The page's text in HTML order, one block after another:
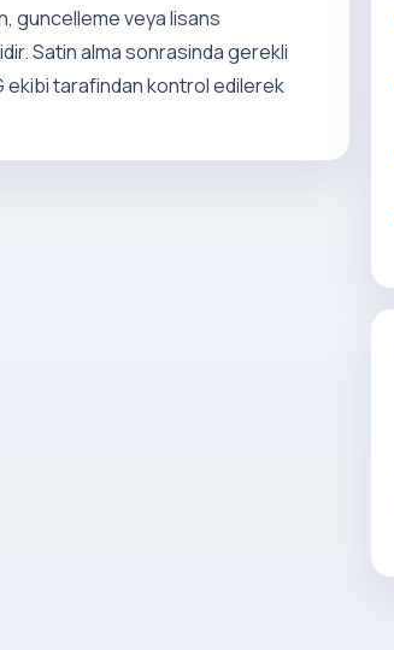
guncelleme veya lisans
Satin alma sonrasinda gerekli
ekibi tarafindan kontrol edilerek